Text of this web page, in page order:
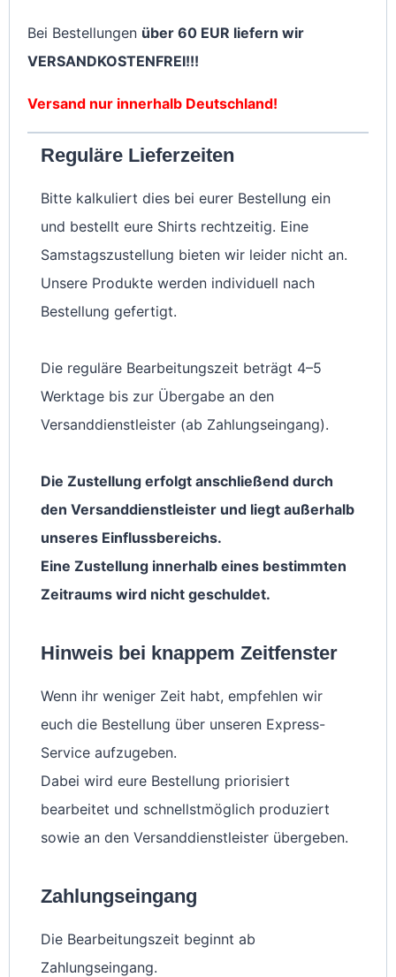
Bei Bestellungen über 60 EUR liefern wir
VERSANDKOSTENFREI!!!
Versand nur innerhalb Deutschland!
Reguläre Lieferzeiten
Bitte kalkuliert dies bei eurer Bestellung ein
und bestellt eure Shirts rechtzeitig. Eine
Samstagszustellung bieten wir leider nicht an.
Unsere Produkte werden individuell nach
Bestellung gefertigt.
Die reguläre Bearbeitungszeit beträgt 4–5
Werktage bis zur Übergabe an den
Versanddienstleister (ab Zahlungseingang).
Die Zustellung erfolgt anschließend durch
den Versanddienstleister und liegt außerhalb
unseres Einflussbereichs.
Eine Zustellung innerhalb eines bestimmten
Zeitraums wird nicht geschuldet.
Hinweis bei knappem Zeitfenster
Wenn ihr weniger Zeit habt, empfehlen wir
euch die Bestellung über unseren Express-
Service aufzugeben.
Dabei wird eure Bestellung priorisiert
bearbeitet und schnellstmöglich produziert
sowie an den Versanddienstleister übergeben.
Zahlungseingang
Die Bearbeitungszeit beginnt ab
Zahlungseingang.